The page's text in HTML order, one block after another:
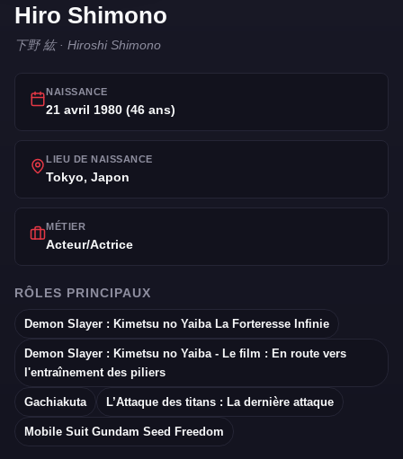
Hiro Shimono
下野 紘 · Hiroshi Shimono
NAISSANCE
21 avril 1980 (46 ans)
LIEU DE NAISSANCE
Tokyo, Japon
MÉTIER
Acteur/Actrice
RÔLES PRINCIPAUX
Demon Slayer : Kimetsu no Yaiba La Forteresse Infinie
Demon Slayer : Kimetsu no Yaiba - Le film : En route vers
l'entraînement des piliers
Gachiakuta L’Attaque des titans : La dernière attaque
Mobile Suit Gundam Seed Freedom